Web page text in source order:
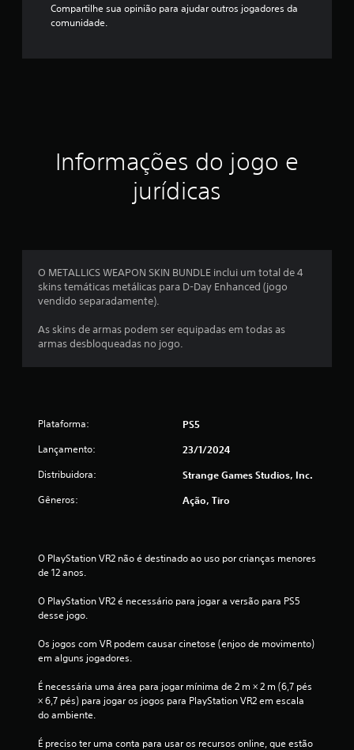
Compartilhe sua opinião para ajudar outros jogadores da
comunidade.
Informações do jogo e
jurídicas
O METALLICS WEAPON SKIN BUNDLE inclui um total de 4
skins temáticas metálicas para D-Day Enhanced (jogo
vendido separadamente).
As skins de armas podem ser equipadas em todas as
armas desbloqueadas no jogo.
Plataforma: PS5
Lançamento: 23/1/2024
Distribuidora: Strange Games Studios, Inc.
Gêneros: Ação, Tiro
O PlayStation VR2 não é destinado ao uso por crianças menores
de 12 anos.
O PlayStation VR2 é necessário para jogar a versão para PS5
desse jogo.
Os jogos com VR podem causar cinetose (enjoo de movimento)
em alguns jogadores.
É necessária uma área para jogar mínima de 2 m × 2 m (6,7 pés
× 6,7 pés) para jogar os jogos para PlayStation VR2 em escala
do ambiente.
É preciso ter uma conta para usar os recursos online, que estão